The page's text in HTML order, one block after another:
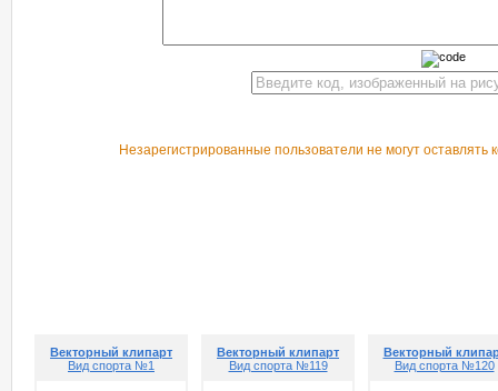
Незарегистрированные пользователи не могут оставлять
Векторный клипарт
Вид спорта №1
Векторный клипарт
Вид спорта №119
Векторный
Вид спорта №120